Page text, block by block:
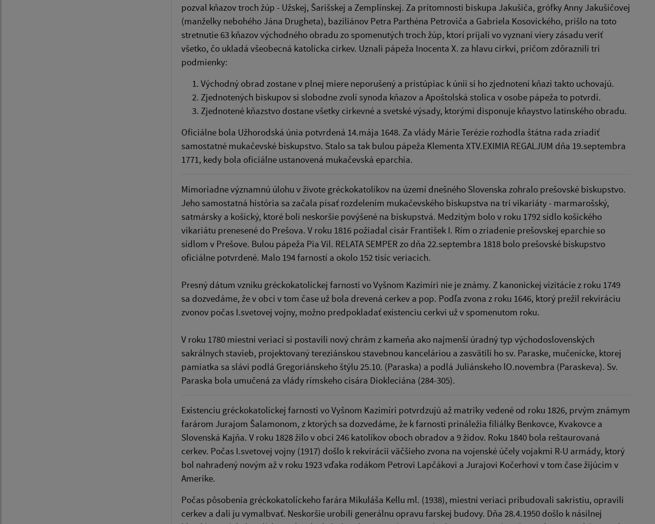
pozval kňazov troch žúp - Užskej, Šarišskej a Zemplínskej. Za prítomnosti biskupa Jakušiča, grófky Anny Jakušičovej
(manželky nebohého Jána Drugheta), baziliánov Petra Parthéna Petroviča a Gabriela Kosovického, prišlo na toto
stretnutie 63 kňazov východného obradu zo spomenutých troch žúp, ktorí prijali vo vyznaní viery zásadu veriť
všetko, čo ukladá všeobecná katolícka cirkev. Uznali pápeža Inocenta X. za hlavu cirkvi, pričom zdôraznili tri
podmienky:
Východný obrad zostane v plnej miere neporušený a pristúpiac k únii si ho zjednotení kňazi takto uchovajú.
Zjednotených biskupov si slobodne zvolí synoda kňazov a Apoštolská stolica v osobe pápeža to potvrdí.
Zjednotené kňazstvo dostane všetky cirkevné a svetské výsady, ktorými disponuje kňaystvo latinského obradu.
Oficiálne bola Užhorodská únia potvrdená 14.mája 1648. Za vlády Márie Terézie rozhodla štátna rada zriadiť
samostatné mukačevské biskupstvo. Stalo sa tak bulou pápeža Klementa XTV.EXIMIA REGALJUM dňa 19.septembra
1771, kedy bola oficiálne ustanovená mukačevská eparchia.
Mimoriadne významnú úlohu v živote gréckokatolíkov na území dnešného Slovenska zohralo prešovské biskupstvo.
Jeho samostatná história sa začala písať rozdelením mukačevského biskupstva na tri vikariáty - marmarošský,
satmársky a košický, ktoré boli neskoršie povýšené na biskupstvá. Medzitým bolo v roku 1792 sídlo košického
vikariátu prenesené do Prešova. V roku 1816 požiadal cisár František I. Rím o zriadenie prešovskej eparchie so
sídlom v Prešove. Bulou pápeža Pia Vil. RELATA SEMPER zo dňa 22.septembra 1818 bolo prešovské biskupstvo
oficiálne potvrdené. Malo 194 farností a okolo 152 tisíc veriacich.
Presný dátum vzniku gréckokatolíckej farnosti vo Vyšnom Kazimíri nie je známy. Z kanonickej vizitácie z roku 1749
sa dozvedáme, že v obci v tom čase už bola drevená cerkev a pop. Podľa zvona z roku 1646, ktorý prežil rekviráciu
zvonov počas I.svetovej vojny, možno predpokladať existenciu cerkvi už v spomenutom roku.
V roku 1780 miestni veriaci si postavili nový chrám z kameňa ako najmenší úradný typ východoslovenských
sakrálnych stavieb, projektovaný tereziánskou stavebnou kanceláriou a zasvätili ho sv. Paraske, mučenícke, ktorej
pamiatka sa slávi podlá Gregoriánskeho štýlu 25.10. (Paraska) a podlá Juliánskeho lO.novembra (Paraskeva). Sv.
Paraska bola umučená za vlády rímskeho cisára Diokleciána (284-305).
Existenciu gréckokatolíckej farnosti vo Vyšnom Kazimíri potvrdzujú až matriky vedené od roku 1826, prvým známym
farárom Jurajom Šalamonom, z ktorých sa dozvedáme, že k farnosti prináležia filiálky Benkovce, Kvakovce a
Slovenská Kajňa. V roku 1828 žilo v obci 246 katolíkov oboch obradov a 9 židov. Roku 1840 bola reštaurovaná
cerkev. Počas I.svetovej vojny (1917) došlo k rekvirácii väčšieho zvona na vojenské účely vojakmi R-U armády, ktorý
bol nahradený novým až v roku 1923 vďaka rodákom Petrovi Lapčákovi a Jurajovi Kočerhovi v tom čase žijúcim v
Amerike.
Počas pôsobenia gréckokatolíckeho farára Mikuláša Kellu ml. (1938), miestni veriaci pribudovali sakristiu, opravili
cerkev a dali ju vymalbvať. Neskoršie urobili generálnu opravu farskej budovy. Dňa 28.4.1950 došlo k násilnej